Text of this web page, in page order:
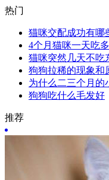
热门
猫咪交配成功有哪
4个月猫咪一天吃
猫咪突然几天不吃
狗狗拉稀的现象和
为什么二三个月的
狗狗吃什么毛发好
推荐